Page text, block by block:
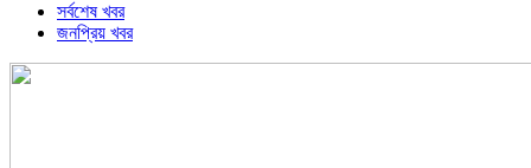
সর্বশেষ খবর
জনপ্রিয় খবর